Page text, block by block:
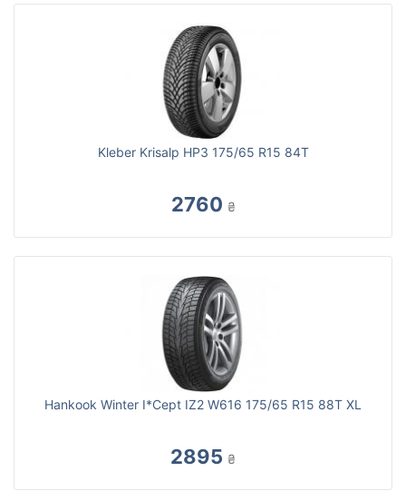
Kleber Krisalp HP3 175/65 R15 84T
2760 ₴
Hankook Winter I*Cept IZ2 W616 175/65 R15 88T XL
2895 ₴